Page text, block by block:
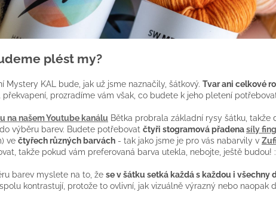
plést my?
Mystery KAL bude, jak už jsme naznačily, šátkový. Tvar ani celkové
překvapení, prozradíme vám však, co budete k jeho pletení
na našem Youtube kanálu Bětka probrala základní rysy šátku, takže
výběru barev. Budete potřebovat čtyři stogramová přadenasíly
ve čtyřech různých barvách - tak jako jsme je pro vás nabarvily v
takže pokud vám preferovaná barva utekla, nebojte, ještě budou!
barev myslete na to, že se v šátku setká každá s každou i všechny
kontrastují, protože to ovlivní, jak vizuálně výrazný nebo naopak